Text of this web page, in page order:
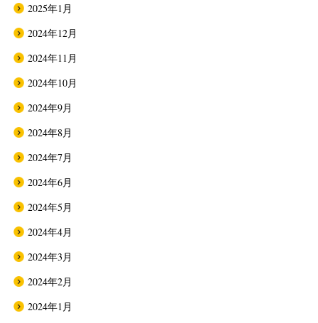
2025年1月
2024年12月
2024年11月
2024年10月
2024年9月
2024年8月
2024年7月
2024年6月
2024年5月
2024年4月
2024年3月
2024年2月
2024年1月